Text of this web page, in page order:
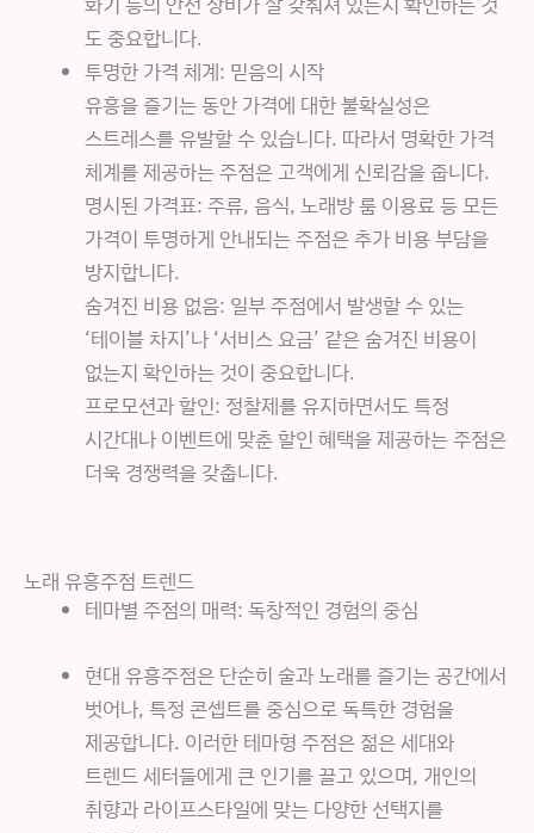
도 중요합니다.
투명한 가격 체계: 믿음의 시작
유흥을 즐기는 동안 가격에 대한 불확실성은
스트레스를 유발할 수 있습니다. 따라서 명확한 가격
체계를 제공하는 주점은 고객에게 신뢰감을 줍니다.
명시된 가격표: 주류, 음식, 노래방 룸 이용료 등 모든
가격이 투명하게 안내되는 주점은 추가 비용 부담을
방지합니다.
숨겨진 비용 없음: 일부 주점에서 발생할 수 있는
‘테이블 차지’나 ‘서비스 요금’ 같은 숨겨진 비용이
없는지 확인하는 것이 중요합니다.
프로모션과 할인: 정찰제를 유지하면서도 특정
시간대나 이벤트에 맞춘 할인 혜택을 제공하는 주점은
더욱 경쟁력을 갖춥니다.
노래 유흥주점 트렌드
테마별 주점의 매력: 독창적인 경험의 중심
현대 유흥주점은 단순히 술과 노래를 즐기는 공간에서
벗어나, 특정 콘셉트를 중심으로 독특한 경험을
제공합니다. 이러한 테마형 주점은 젊은 세대와
트렌드 세터들에게 큰 인기를 끌고 있으며, 개인의
취향과 라이프스타일에 맞는 다양한 선택지를